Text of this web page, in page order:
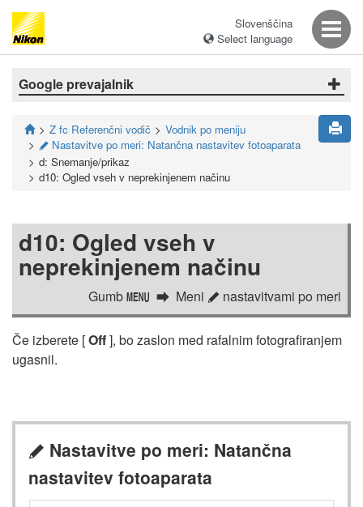
Slovenščina
Select language
Google prevajalnik
Z fc Referenčni vodič Vodnik po meniju
A Nastavitve po meri: Natančna nastavitev fotoaparata
d: Snemanje/prikaz
d10: Ogled vseh v neprekinjenem načinu
d10: Ogled vseh v
neprekinjenem načinu
Gumb G Meni A nastavitvami po meri
Če izberete [Off], bo zaslon med rafalnim fotografiranjem
ugasnil.
A Nastavitve po meri: Natančna
nastavitev fotoaparata